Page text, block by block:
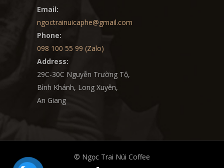
Email:
ngoctrainuicaphe@gmail.com
Phone:
098 100 55 99 (Zalo)
Address:
29C-30C Nguyễn Trường Tộ,
Bình Khánh, Long Xuyên,
An Giang
© Ngọc Trai Núi Coffee